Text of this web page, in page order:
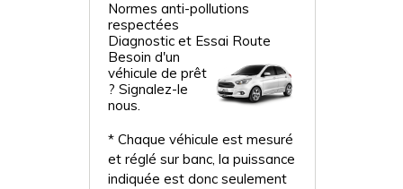
Normes anti-pollutions
respectées
Diagnostic et Essai Route
Besoin d'un
véhicule de prêt
? Signalez-le
nous.
* Chaque véhicule est mesuré
et réglé sur banc, la puissance
indiquée est donc seulement